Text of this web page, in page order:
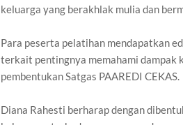
keluarga yang berakhlak mulia dan
Para peserta pelatihan mendapatkan
terkait pentingnya memahami dampak
pembentukan Satgas PAAREDI CEKAS.
Diana Rahesti berharap dengan